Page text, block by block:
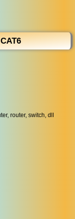
router, switch, dll